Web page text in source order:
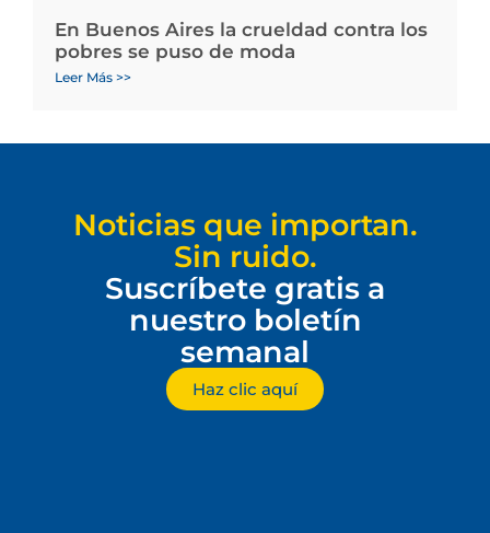
En Buenos Aires la crueldad contra los
pobres se puso de moda
Leer Más >>
Noticias que importan.
Sin ruido.
Suscríbete gratis a
nuestro boletín
semanal
Haz clic aquí